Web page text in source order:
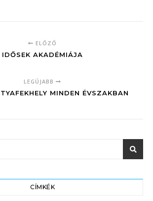
ELŐZŐ
IDŐSEK AKADÉMIÁJA
LEGÚJABB
MINDEN ÉVSZAKBAN
CÍMKÉK